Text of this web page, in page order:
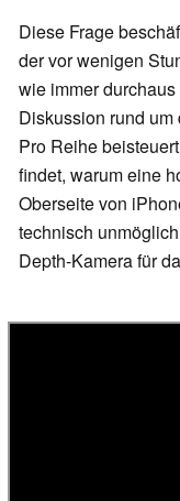
Diese Frage
der vor wenigen
wie immer
Diskussion rund
Pro Reihe
findet, warum eine
Oberseite von
technisch
Depth-Kamera für